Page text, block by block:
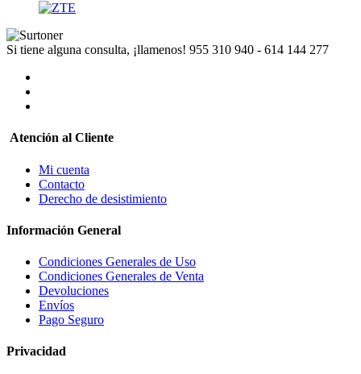
Si tiene alguna consulta, ¡llamenos! 955 310 940 - 614 144 277
Atención al Cliente
Mi cuenta
Contacto
Derecho de desistimiento
Información General
Condiciones Generales de Uso
Condiciones Generales de Venta
Devoluciones
Envíos
Pago Seguro
Privacidad